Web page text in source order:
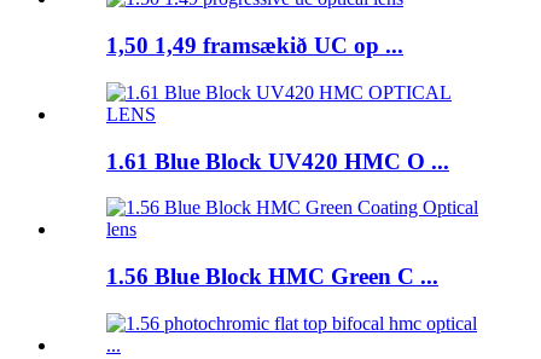
1,50 1,49 framsækið UC op ...
1.61 Blue Block UV420 HMC O ...
1.56 Blue Block HMC Green C ...